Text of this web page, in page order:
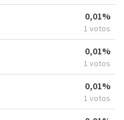
0,01%
1 votos
0,01%
1 votos
0,01%
1 votos